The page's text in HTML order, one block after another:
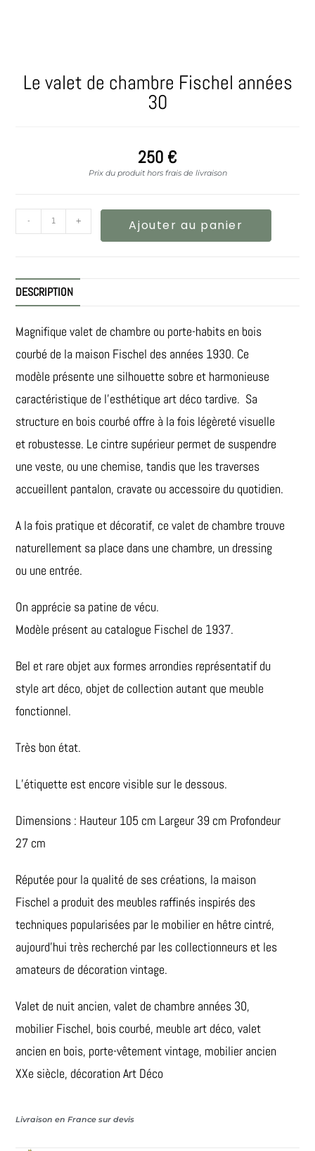
Le valet de chambre Fischel années
30
250 €
Prix du produit hors frais de livraison
- + Ajouter au panier
DESCRIPTION
Magnifique valet de chambre ou porte-habits en bois
courbé de la maison Fischel des années 1930. Ce
modèle présente une silhouette sobre et harmonieuse
caractéristique de l’esthétique art déco tardive. Sa
structure en bois courbé offre à la fois légèreté visuelle
et robustesse. Le cintre supérieur permet de suspendre
une veste, ou une chemise, tandis que les traverses
accueillent pantalon, cravate ou accessoire du quotidien.
A la fois pratique et décoratif, ce valet de chambre trouve
naturellement sa place dans une chambre, un dressing
ou une entrée.
On apprécie sa patine de vécu.
Modèle présent au catalogue Fischel de 1937.
Bel et rare objet aux formes arrondies représentatif du
style art déco, objet de collection autant que meuble
fonctionnel.
Très bon état.
L’étiquette est encore visible sur le dessous.
Dimensions : Hauteur 105 cm Largeur 39 cm Profondeur
27 cm
Réputée pour la qualité de ses créations, la maison
Fischel a produit des meubles raffinés inspirés des
techniques popularisées par le mobilier en hêtre cintré,
aujourd’hui très recherché par les collectionneurs et les
amateurs de décoration vintage.
Valet de nuit ancien, valet de chambre années 30,
mobilier Fischel, bois courbé, meuble art déco, valet
ancien en bois, porte-vêtement vintage, mobilier ancien
XXe siècle, décoration Art Déco
Livraison en France sur devis